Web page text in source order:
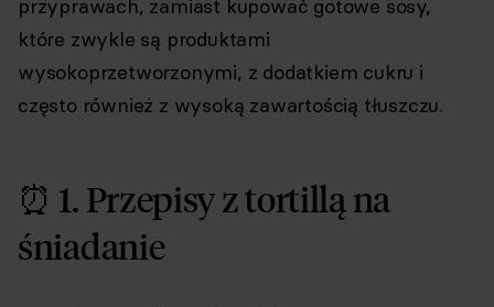
przyprawach, zamiast kupować gotowe sosy,
które zwykle są produktami
wysokoprzetworzonymi, z dodatkiem cukru i
często również z wysoką zawartością tłuszczu.
⏰ 1. Przepisy z tortillą na
śniadanie